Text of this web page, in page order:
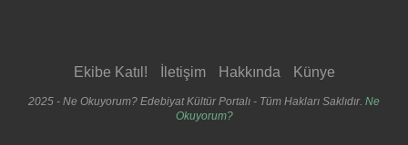
Ekibe Katıl! İletişim Hakkında Künye
2025 - Ne Okuyorum? Edebiyat Kültür Portalı - Tüm Hakları Saklıdır. Ne
Okuyorum?